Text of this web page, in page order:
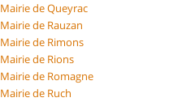
Mairie de Queyrac
Mairie de Rauzan
Mairie de Rimons
Mairie de Rions
Mairie de Romagne
Mairie de Ruch